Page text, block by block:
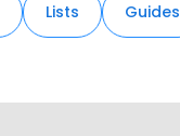
Lists Guides